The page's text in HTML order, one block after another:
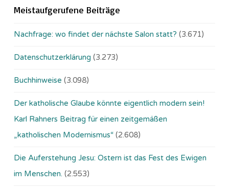
Meistaufgerufene Beiträge
Nachfrage: wo findet der nächste Salon statt? (3.671)
Datenschutzerklärung (3.273)
Buchhinweise (3.098)
Der katholische Glaube könnte eigentlich modern sein!
Karl Rahners Beitrag für einen zeitgemäßen
„katholischen Modernismus“ (2.608)
Die Auferstehung Jesu: Ostern ist das Fest des Ewigen
im Menschen. (2.553)